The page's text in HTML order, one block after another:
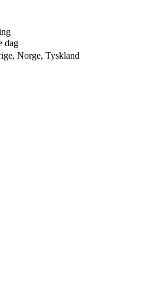
dag
Norge, Tyskland